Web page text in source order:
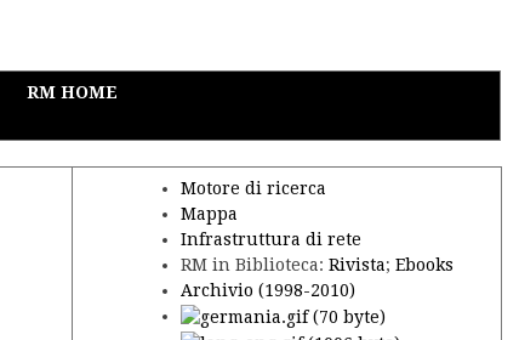
RM HOME
Motore di ricerca
Mappa
Infrastruttura di rete
RM in Biblioteca: Rivista; Ebooks
Archivio (1998-2010)